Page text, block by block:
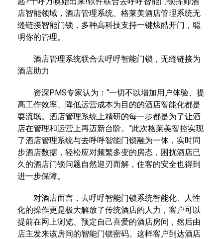
店智能领域，酒店管理系统、格莱美酒店管理系统无
缝链接智能门锁，多种高科技支持一键炫酷开门，聪
明你的管理。
酒店管理系统联合去呼呼智能门锁，无缝链接为
酒店助力
资深PMS专家认为：“一切不以增加用户体验、提
高工作效率、降低运营成本为目的的酒店智能化都是
耍流氓。酒店管理系统上精研的每一步都是为了让酒
店在管理和运营上再迈新台阶。”此次格莱美智控实现
了酒店管理系统与去呼呼智能门锁融为一体，实时同
步酒店数据，轻松应对频繁多变的房态，困扰酒店已
久的酒店门锁问题自然迎刃而解，住客的安全也得到
进一步保障。
对酒店而言，去呼呼智能门锁系统智能化、人性
化的操作更是极大解放了传统酒店的人力，客户可以
提前在网上浏览、预定自己喜爱的酒店房间，然后由
店主发来该房间的智能门锁密码。这样客户到达酒店